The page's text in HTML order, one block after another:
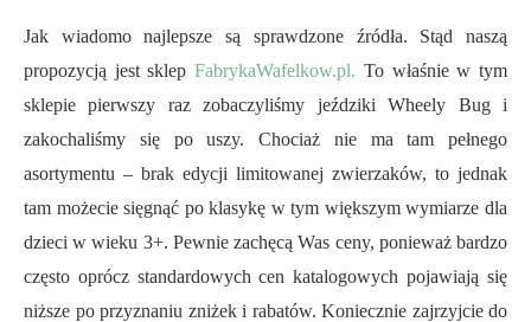
Jak wiadomo najlepsze są sprawdzone źródła. Stąd naszą
propozycją jest sklepFabrykaWafelkow.pl. To właśnie w tym
sklepie pierwszy raz zobaczyliśmy jeździki Wheely Bug i
zakochaliśmy się po uszy. Chociaż nie ma tam pełnego
asortymentu – brak edycji limitowanej zwierzaków, to jednak
tam możecie sięgnąć po klasykę w tym większym wymiarze dla
dzieci w wieku 3+. Pewnie zachęcą Was ceny, ponieważ bardzo
często oprócz standardowych cen katalogowych pojawiają się
niższe po przyznaniu zniżek i rabatów. Koniecznie zajrzyjcie do